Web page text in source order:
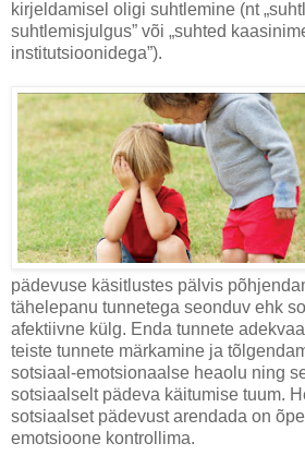
kirjeldamisel oligi suhtlemine (nt
suhtlemisjulgus” või „suhted
institutsioonidega”).
pädevuse kä­sit­lustes pälvis
tähelepanu tunnetega seonduv ehk
afektiivne külg. Enda tunnete
teiste tunnete märkamine ja
sotsiaal-emotsionaalse heaolu ning
sotsiaalselt pädeva käitumise tuum.
sotsiaalset pädevust arendada on
emotsioone kontrollima.